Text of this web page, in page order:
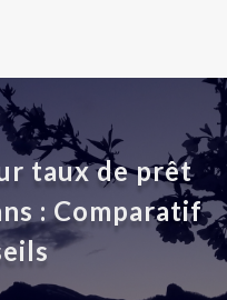
taux de prêt
: Comparatif